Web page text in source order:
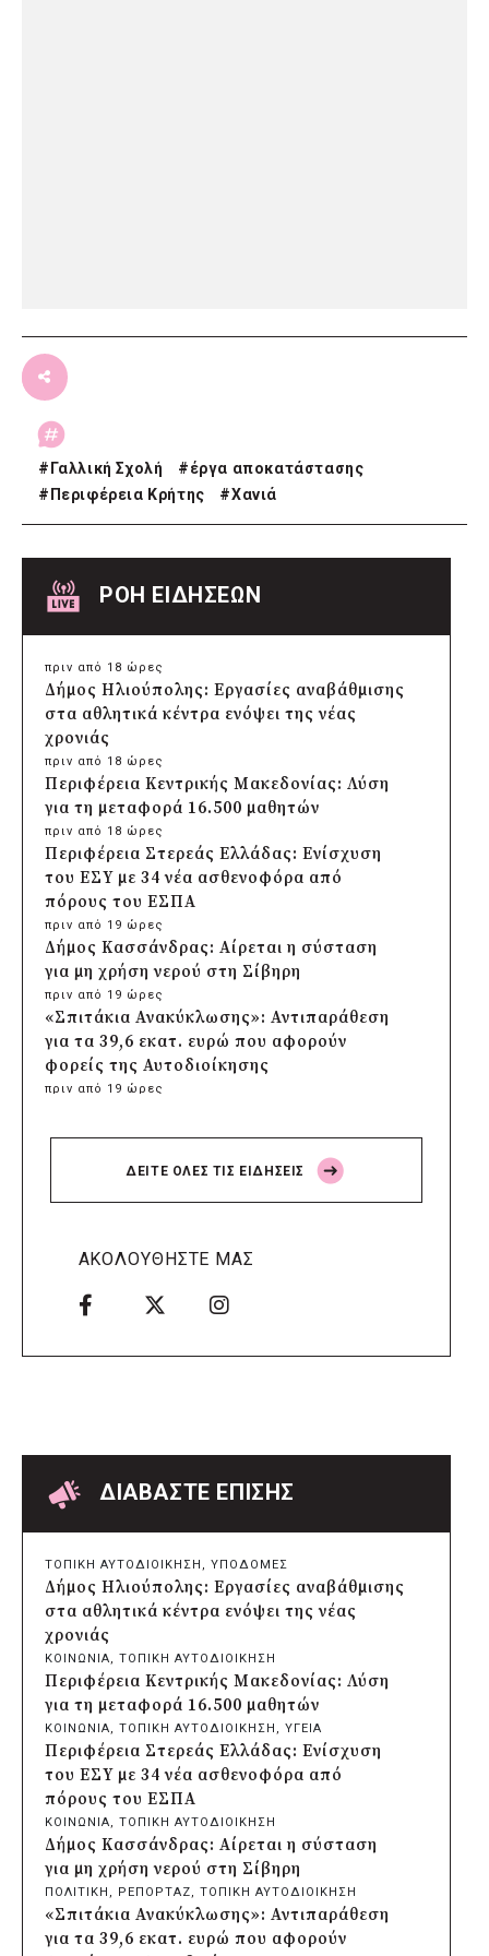
# Γαλλική Σχολή #έργα αποκατάστασης
# Περιφέρεια Κρήτης #Χανιά
ΡΟΗ ΕΙΔΗΣΕΩΝ
πριν από 18 ώρες
Δήμος Ηλιούπολης: Εργασίες αναβάθμισης
στα αθλητικά κέντρα ενόψει της νέας
χρονιάς
πριν από 18 ώρες
Περιφέρεια Κεντρικής Μακεδονίας: Λύση
για τη μεταφορά 16.500 μαθητών
πριν από 18 ώρες
Περιφέρεια Στερεάς Ελλάδας: Ενίσχυση
του ΕΣΥ με 34 νέα ασθενοφόρα από
πόρους του ΕΣΠΑ
πριν από 19 ώρες
Δήμος Κασσάνδρας: Αίρεται η σύσταση
για μη χρήση νερού στη Σίβηρη
πριν από 19 ώρες
«Σπιτάκια Ανακύκλωσης»: Αντιπαράθεση
για τα 39,6 εκατ. ευρώ που αφορούν
φορείς της Αυτοδιοίκησης
πριν από 19 ώρες
Δαφνίου παρά την έλλειψη αρμοδιότητας
Δήμος Αμαρουσίου: Μεγάλες παρεμβάσεις
αναβάθμισης στα σχολεία πριν τον
πριν από 20 ώρες
διάκριση στα Diversity, Equity & Inclusion
Awards 2026
δολιοφθορά σε δύο ξεραμένα δέντρα στην
οδό Βενιζέλου
πριν από 21 ώρες
Χαρδαλιάς: Ψηφιακό Παρατηρητήριο για
την παρακολούθηση των 352 έργων της
Αττικής
πριν από 21 ώρες
Δήμος Ηρακλείου Αττικής: Συμβάσεις
645.000 ευρώ για τη φροντίδα των
αδέσποτων ζώων
πριν από 2 μέρες
Περιφέρεια Θεσσαλίας: Νέος
ιατροτεχνολογικός εξοπλισμός και
αναβάθμιση του ΚΕΦΙΑΠ Καρδίτσας
πριν από 2 μέρες
Δήμος Αθηναίων: 651 δημότες συμμετείχαν
στις δράσεις διατροφικής υποστήριξης
πριν από 2 μέρες
Συνεργασία Περιφέρειας Κρήτης με
Πανεπιστήμιο Κρήτης και ΙΤΕ για
ΔΕΙΤΕ ΟΛΕΣ ΤΙΣ ΕΙΔΗΣΕΙΣ
ΑΚΟΛΟΥΘΗΣΤΕ ΜΑΣ
ΔΙΑΒΑΣΤΕ ΕΠΙΣΗΣ
ΤΟΠΙΚΗ ΑΥΤΟΔΙΟΙΚΗΣΗ , ΥΠΟΔΟΜΕΣ
Δήμος Ηλιούπολης: Εργασίες αναβάθμισης
στα αθλητικά κέντρα ενόψει της νέας
χρονιάς
ΚΟΙΝΩΝΙΑ, ΤΟΠΙΚΗ ΑΥΤΟΔΙΟΙΚΗΣΗ
Περιφέρεια Κεντρικής Μακεδονίας: Λύση
για τη μεταφορά 16.500 μαθητών
ΚΟΙΝΩΝΙΑ, ΤΟΠΙΚΗ ΑΥΤΟΔΙΟΙΚΗΣΗ , ΥΓΕΙΑ
Περιφέρεια Στερεάς Ελλάδας: Ενίσχυση
του ΕΣΥ με 34 νέα ασθενοφόρα από
πόρους του ΕΣΠΑ
ΚΟΙΝΩΝΙΑ, ΤΟΠΙΚΗ ΑΥΤΟΔΙΟΙΚΗΣΗ
Δήμος Κασσάνδρας: Αίρεται η σύσταση
για μη χρήση νερού στη Σίβηρη
ΠΟΛΙΤΙΚΗ , ΡΕΠΟΡΤΑΖ, ΤΟΠΙΚΗ ΑΥΤΟΔΙΟΙΚΗΣΗ
«Σπιτάκια Ανακύκλωσης»: Αντιπαράθεση
για τα 39,6 εκατ. ευρώ που αφορούν